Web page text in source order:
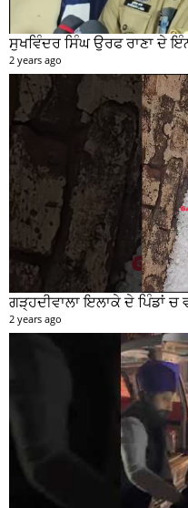
2 years ago
2 years ago